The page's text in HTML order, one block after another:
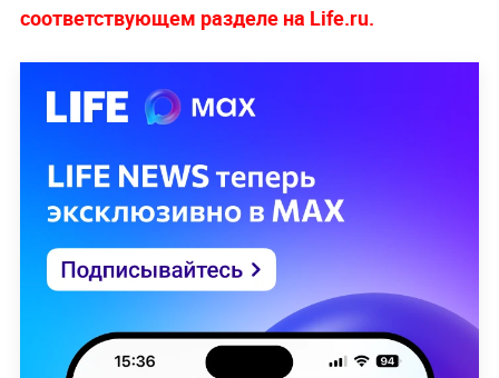
соответствующем разделе на Life.ru.